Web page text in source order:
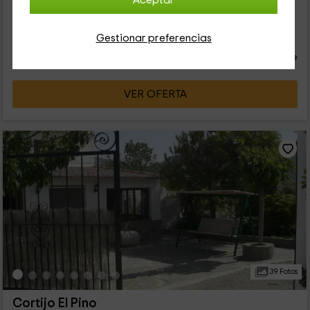
Gestionar preferencias
trata de una vivienda muy amplia en la que hay espacio...
Contacto directo
persona y noche
VER OFERTA
39 Fotos
Cortijo El Pino